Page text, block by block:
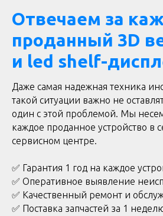
Отвечаем за
проданный 3D
и led shelf-
Даже самая надежная техника
такой ситуации важно не
один с этой проблемой. Мы несем
каждое проданное устройство в
сервисном центре.
✅ Гарантия 1 год на каждое
✅ Оперативное выявление
✅ Качественный ремонт и
✅ Поставка запчастей за 1